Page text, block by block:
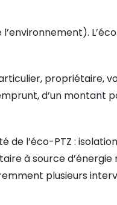
propriétaire,
d’un montant
de l’éco-PTZ :
à source d’énergie
plusieurs